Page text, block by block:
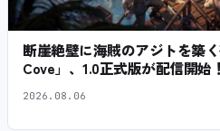
断崖絶壁に海賊のアジトを築
Cove」、1.0正式版が配信開始！
2026.08.06